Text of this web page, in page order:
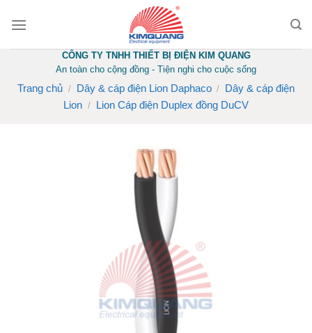
CÔNG TY TNHH THIẾT BỊ ĐIỆN KIM QUANG
An toàn cho cộng đồng - Tiện nghi cho cuộc sống
Trang chủ / Dây & cáp điện Lion Daphaco / Dây & cáp điện
Lion / Lion Cáp điện Duplex đồng DuCV